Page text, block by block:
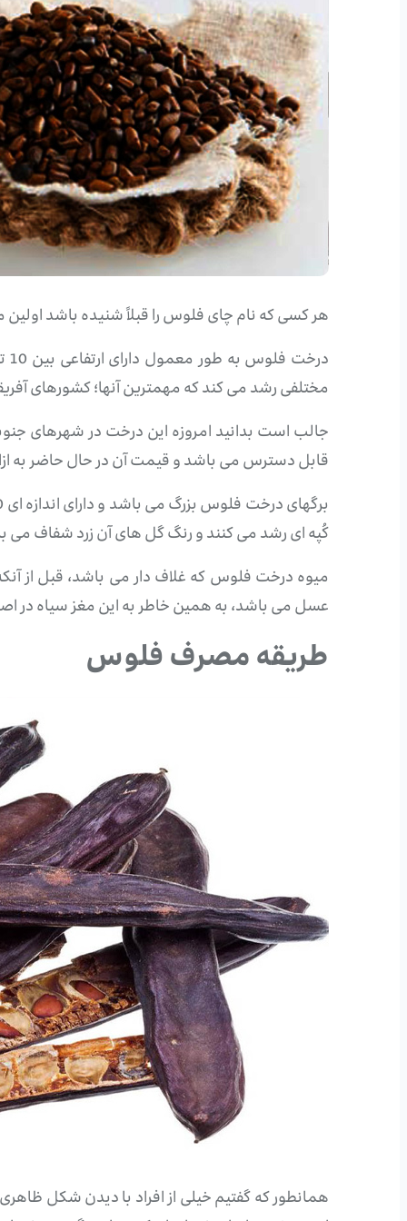
هر کسی که نام چای فلوس را قبلاً شنیده باشد
مختلفی رشد می کند که مهمترین آنها؛ کشورهای
جالب است بدانید امروزه این درخت در شهرهای
قابل دسترس می باشد و قیمت آن در حال حاضر به ازای هر 100 گرم در حدود 25 الی 30 هزار
کُپه ای رشد می کنند و رنگ گل های آن زرد شفاف می
میوه درخت فلوس که غلاف دار می باشد، قبل از
عسل می باشد، به همین خاطر به این مغز سیاه در
طریقه مصرف فلوس
همانطور که گفتیم خیلی از افراد با دیدن شکل